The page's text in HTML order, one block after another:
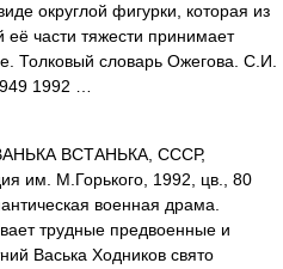
округлой фигурки, которая из
части тяжести принимает
Толковый словарь Ожегова. С.И.
1992 …
ВСТАНЬКА, СССР,
им. М.Горького, 1992, цв., 80
военная драма.
трудные предвоенные и
Васька Ходников свято